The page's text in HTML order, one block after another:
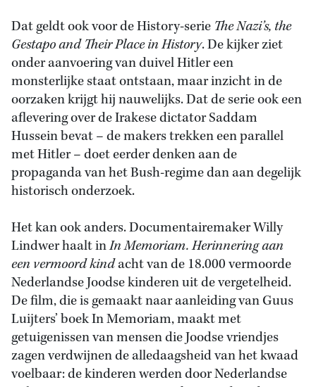
Dat geldt ook voor de History-serie The Nazi’s, the
Gestapo and Their Place in History. De kijker ziet
onder aanvoering van duivel Hitler een
monsterlijke staat ontstaan, maar inzicht in de
oorzaken krijgt hij nauwelijks. Dat de serie ook een
aflevering over de Irakese dictator Saddam
Hussein bevat – de makers trekken een parallel
met Hitler – doet eerder denken aan de
propaganda van het Bush-regime dan aan degelijk
historisch onderzoek.
Het kan ook anders. Documentairemaker Willy
Lindwer haalt inIn Memoriam. Herinnering aan
een vermoord kindacht van de 18.000 vermoorde
Nederlandse Joodse kinderen uit de vergetelheid.
De film, die is gemaakt naar aanleiding van Guus
Luijters’ boek In Memoriam, maakt met
getuigenissen van mensen die Joodse vriendjes
zagen verdwijnen de alledaagsheid van het kwaad
voelbaar: de kinderen werden door Nederlandse